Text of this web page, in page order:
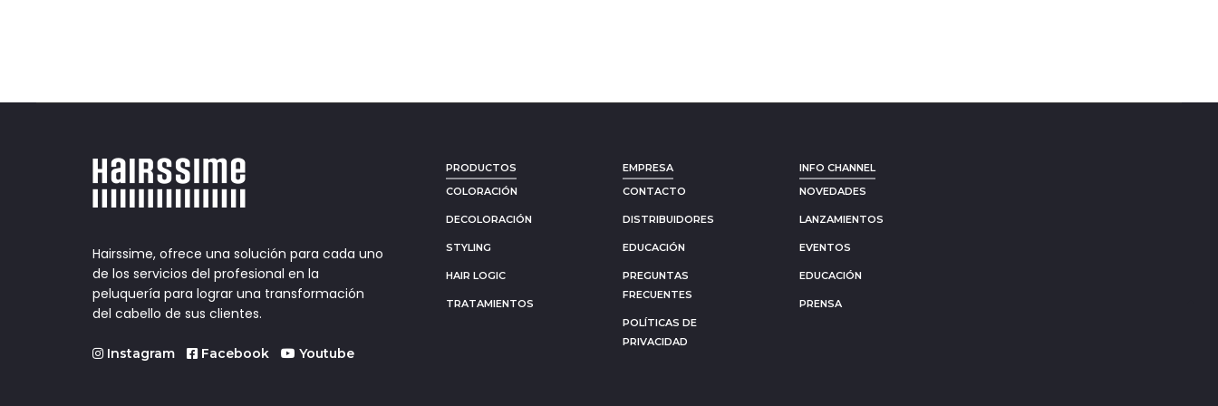
Hairssime, ofrece una solución para cada uno
de los servicios del profesional en la
peluquería para lograr una transformación
del cabello de sus clientes.
Instagram Facebook Youtube
PRODUCTOS
COLORACIÓN
DECOLORACIÓN
STYLING
HAIR LOGIC
TRATAMIENTOS
EMPRESA
CONTACTO
DISTRIBUIDORES
EDUCACIÓN
PREGUNTAS
FRECUENTES
POLÍTICAS DE
PRIVACIDAD
INFO CHANNEL
NOVEDADES
LANZAMIENTOS
EVENTOS
EDUCACIÓN
PRENSA